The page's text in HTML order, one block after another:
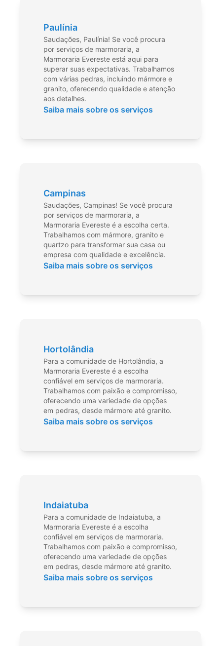
Paulínia
Saudações, Paulínia! Se você procura
por serviços de marmoraria, a
Marmoraria Evereste está aqui para
superar suas expectativas. Trabalhamos
com várias pedras, incluindo mármore e
granito, oferecendo qualidade e atenção
aos detalhes.
Saiba mais sobre os serviços
Campinas
Saudações, Campinas! Se você procura
por serviços de marmoraria, a
Marmoraria Evereste é a escolha certa.
Trabalhamos com mármore, granito e
quartzo para transformar sua casa ou
empresa com qualidade e excelência.
Saiba mais sobre os serviços
Hortolândia
Para a comunidade de Hortolândia, a
Marmoraria Evereste é a escolha
confiável em serviços de marmoraria.
Trabalhamos com paixão e compromisso,
oferecendo uma variedade de opções
em pedras, desde mármore até granito.
Saiba mais sobre os serviços
Indaiatuba
Para a comunidade de Indaiatuba, a
Marmoraria Evereste é a escolha
confiável em serviços de marmoraria.
Trabalhamos com paixão e compromisso,
oferecendo uma variedade de opções
em pedras, desde mármore até granito.
Saiba mais sobre os serviços